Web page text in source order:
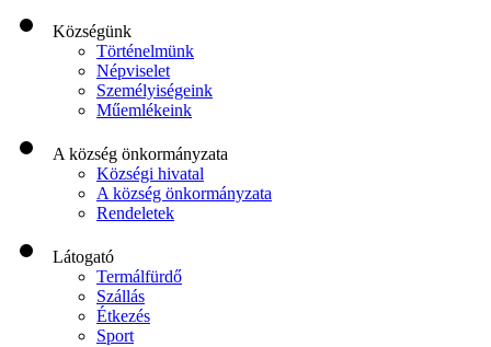
Községünk
Történelmünk
Népviselet
Személyiségeink
Műemlékeink
A község önkormányzata
Községi hivatal
A község önkormányzata
Rendeletek
Látogató
Termálfürdő
Szállás
Étkezés
Sport